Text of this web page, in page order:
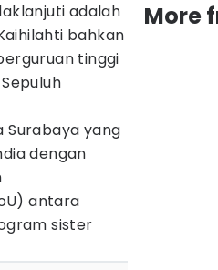
adalah
bahkan
tinggi
yang
dengan
antara
sister
More